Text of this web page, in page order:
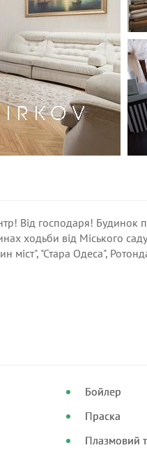
Від господаря! Будинок
ходьби від Міського
міст", "Стара Одеса",
Бойлер
Праска
Плазмовий